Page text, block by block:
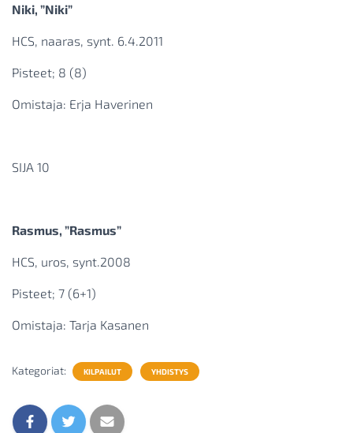
Niki, ”Niki”
HCS, naaras, synt. 6.4.2011
Pisteet; 8 (8)
Omistaja: Erja Haverinen
SIJA 10
Rasmus, ”Rasmus”
HCS, uros, synt.2008
Pisteet; 7 (6+1)
Omistaja: Tarja Kasanen
Kategoriat: KILPAILUT YHDISTYS